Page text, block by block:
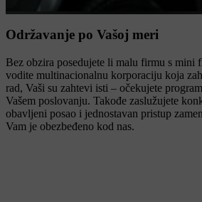
Održavanje po Vašoj meri
Bez obzira posedujete li malu firmu s mini
vodite multinacionalnu korporaciju koja
rad, Vaši su zahtevi isti – očekujete
Vašem poslovanju. Takođe zaslužujete
obavljeni posao i jednostavan pristup
Vam je obezbeđeno kod nas.